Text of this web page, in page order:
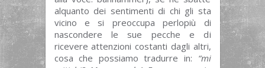
alquanto dei sentimenti di chi gli sta
vicino e si preoccupa perlopiù di
nascondere le sue pecche e di
ricevere attenzioni costanti dagli altri,
cosa che possiamo tradurre in: “mi